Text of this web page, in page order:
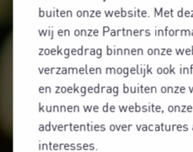
buiten onze website. Met
wij en onze Partners
zoekgedrag binnen onze
verzamelen mogelijk ook
en zoekgedrag buiten onze
kunnen we de website,
advertenties over vacatures
interesses.